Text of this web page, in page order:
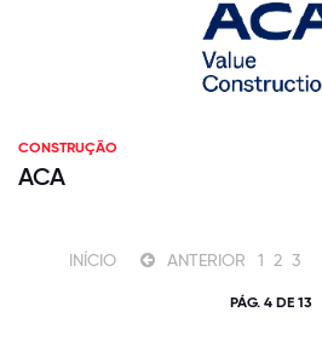
CONSTRUÇÃO
ACA
INÍCIO ANTERIOR 1 2 3
PÁG. 4 DE 13